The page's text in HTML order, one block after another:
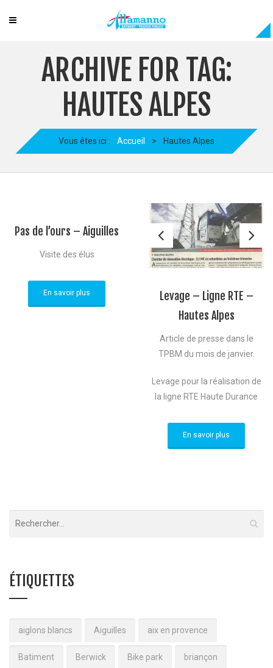
ARCHIVE FOR TAG:
HAUTES ALPES
Vous êtes ici : Accueil > Hautes Alpes
Pas de l’ours – Aiguilles
Visite des élus
En savoir plus
Levage – Ligne RTE –
Hautes Alpes
Article de presse dans le
TPBM du mois de janvier.
Levage pour la réalisation de
la ligne RTE Haute Durance
En savoir plus
ÉTIQUETTES
aiglons blancs Aiguilles aix en provence
Batiment Berwick Bike park briançon